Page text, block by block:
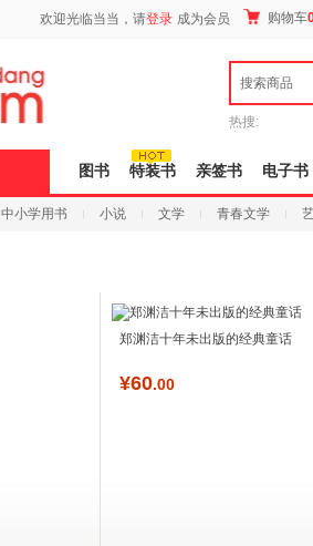
欢迎光临当当，请登录 成为会员 购物车
搜索商品
热搜:
图书 特装书 亲签书 电子书
中小学用书 小说 文学 青春文学
郑渊洁十年未出版的经典童话
¥60.00